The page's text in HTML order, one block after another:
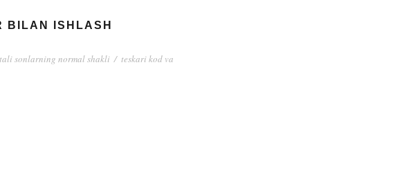
BILAN ISHLASH
sonlarning normal shakli / teskari kod va